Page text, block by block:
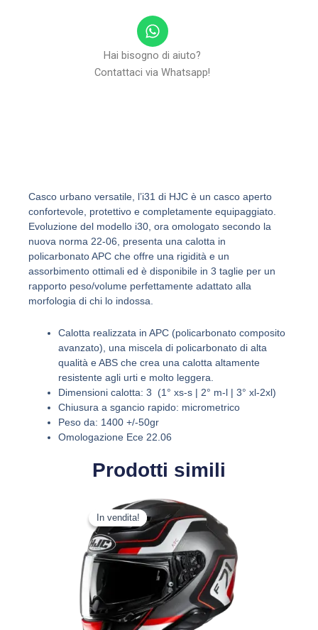
W
h
a
t
Hai bisogno di aiuto?
Contattaci via Whatsapp!
Casco urbano versatile, l’i31 di HJC è un casco aperto
confortevole, protettivo e completamente equipaggiato.
Evoluzione del modello i30, ora omologato secondo la
nuova norma 22-06, presenta una calotta in
policarbonato APC che offre una rigidità e un
assorbimento ottimali ed è disponibile in 3 taglie per un
rapporto peso/volume perfettamente adattato alla
morfologia di chi lo indossa.
Calotta realizzata in APC (policarbonato composito
avanzato), una miscela di policarbonato di alta
qualità e ABS che crea una calotta altamente
resistente agli urti e molto leggera.
Dimensioni calotta: 3 (1° xs-s | 2° m-l | 3° xl-2xl)
Chiusura a sgancio rapido: micrometrico
Peso da: 1400 +/-50gr
Omologazione Ece 22.06
Prodotti simili
In vendita!
In vendita!
Il
prezzo
originale
era:
389,90 €.
Il
prezzo
attuale
è:
308,02 €.
Questo
prodotto
ha
più
varianti.
Le
opzioni
possono